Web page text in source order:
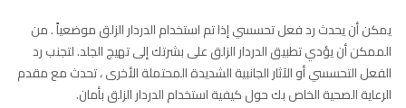
يمكن أن يحدث رد فعل تحسسي إذا تم استخدام الدردار الزلق موضعياً . من
الممكن أن يؤدي تطبيق الدردار الزلق على بشرتك إلى تهيج الجلد. لتجنب رد
الفعل التحسسي أو الآثار الجانبية الشديدة المحتملة الأخرى ، تحدث مع مقدم
الرعاية الصحية الخاص بك حول كيفية استخدام الدردار الزلق بأمان.